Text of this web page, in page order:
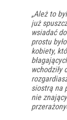
„Ależ to
już
wsiadać
prostu
kobiety,
wchodziły
siostrą na
nie